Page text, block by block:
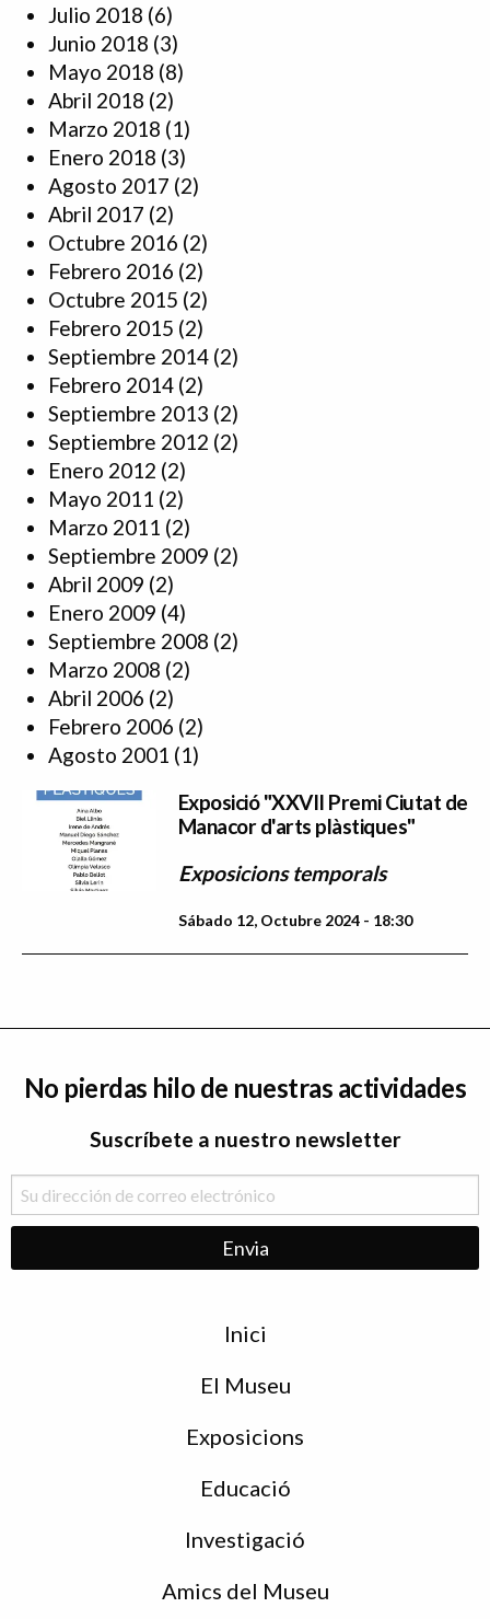
Julio 2018 (6)
Junio 2018 (3)
Mayo 2018 (8)
Abril 2018 (2)
Marzo 2018 (1)
Enero 2018 (3)
Agosto 2017 (2)
Abril 2017 (2)
Octubre 2016 (2)
Febrero 2016 (2)
Octubre 2015 (2)
Febrero 2015 (2)
Septiembre 2014 (2)
Febrero 2014 (2)
Septiembre 2013 (2)
Septiembre 2012 (2)
Enero 2012 (2)
Mayo 2011 (2)
Marzo 2011 (2)
Septiembre 2009 (2)
Abril 2009 (2)
Enero 2009 (4)
Septiembre 2008 (2)
Marzo 2008 (2)
Abril 2006 (2)
Febrero 2006 (2)
Agosto 2001 (1)
Exposició "XXVII Premi Ciutat de
Manacor d'arts plàstiques"
Exposicions temporals
Sábado 12, Octubre 2024 - 18:30
No pierdas hilo de nuestras actividades
Suscríbete a nuestro newsletter
Inici
El Museu
Exposicions
Educació
Investigació
Amics del Museu